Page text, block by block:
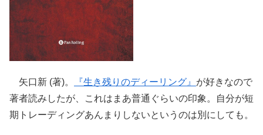
矢口新 (著)。 『生き残りのディーリング』 が好きなので
著者読みしたが、これはまあ普通ぐらいの印象。自分が短
期トレーディングあんまりしないというのは別にしても。